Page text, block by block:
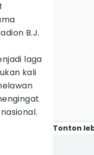
B.J.
laga
kali
Tonton